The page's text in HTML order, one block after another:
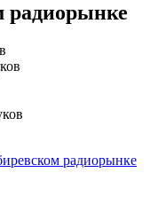
радиорынке